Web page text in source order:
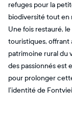
refuges pour la
biodiversité tout en
Une fois restauré,
touristiques, offrant
patrimoine rural du
des passionnés est
pour prolonger
l’identité de